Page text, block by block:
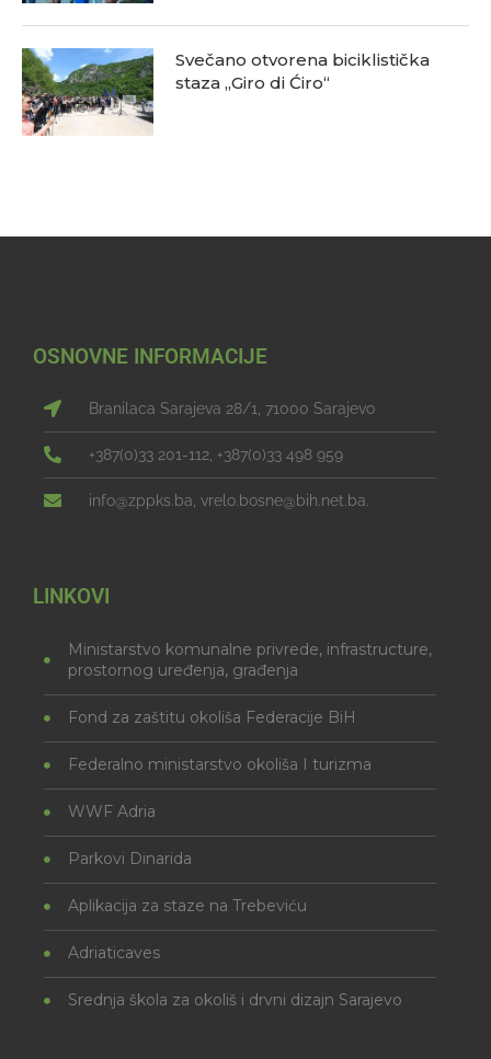
Svečano otvorena biciklistička
staza „Giro di Ćiro“
OSNOVNE INFORMACIJE
Branilaca Sarajeva 28/1, 71000 Sarajevo
+387(0)33 201-112, +387(0)33 498 959
info@zppks.ba, vrelo.bosne@bih.net.ba.
LINKOVI
Ministarstvo komunalne privrede, infrastructure,
prostornog uređenja, građenja
Fond za zaštitu okoliša Federacije BiH
Federalno ministarstvo okoliša I turizma
WWF Adria
Parkovi Dinarida
Aplikacija za staze na Trebeviću
Adriaticaves
Srednja škola za okoliš i drvni dizajn Sarajevo